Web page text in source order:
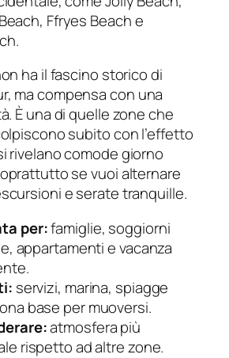
Ffryes Beach e
ha il fascino storico di
ma compensa con una
È una di quelle zone che
subito con l’effetto
rivelano comode giorno
se vuoi alternare
e serate tranquille.
per:famiglie, soggiorni
appartamenti e vacanza
servizi, marina, spiagge
base per muoversi.
atmosfera più
rispetto ad altre zone.